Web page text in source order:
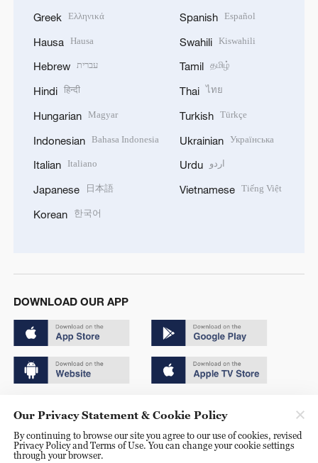
Greek Ελληνικά
Hausa Hausa
Hebrew עברית
Hindi हिन्दी
Hungarian Magyar
Indonesian Bahasa Indonesia
Italian Italiano
Japanese 日本語
Korean 한국어
Spanish Español
Swahili Kiswahili
Tamil தமிழ்
Thai ไทย
Turkish Türkçe
Ukrainian Українська
Urdu اردو
Vietnamese Tiếng Việt
DOWNLOAD OUR APP
京ICP备20000184号
京公网安备 11010502050052号
Our Privacy Statement & Cookie Policy
By continuing to browse our site you agree to our use of cookies, revised
Privacy Policy and Terms of Use. You can change your cookie settings
through your browser.